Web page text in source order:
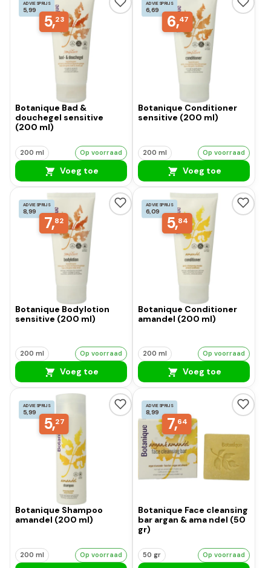
ADVIESPRIJS
5,99
5,23
Botanique Bad &
douchegel sensitive
(200 ml)
200 ml Op voorraad
Voeg toe
ADVIESPRIJS
6,69
6,47
Botanique Conditioner
sensitive (200 ml)
200 ml Op voorraad
Voeg toe
ADVIESPRIJS
8,99
7,82
Botanique Bodylotion
sensitive (200 ml)
200 ml Op voorraad
Voeg toe
ADVIESPRIJS
6,09
5,84
Botanique Conditioner
amandel (200 ml)
200 ml Op voorraad
Voeg toe
ADVIESPRIJS
5,99
5,27
Botanique Shampoo
amandel (200 ml)
200 ml Op voorraad
ADVIESPRIJS
8,99
7,64
Botanique Face cleansing
bar argan & ama ndel (50
gr)
50 gr Op voorraad